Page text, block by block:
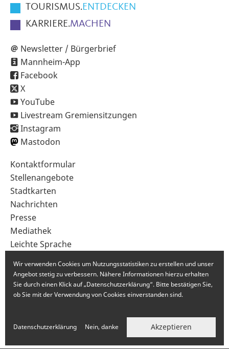
TOURISMUS.ENTDECKEN
KARRIERE.MACHEN
Newsletter / Bürgerbrief
Mannheim-App
Facebook
X
YouTube
Livestream Gremiensitzungen
Instagram
Mastodon
Sekundärnavigation
im
Fußbereich
Kontaktformular
Stellenangebote
Stadtkarten
Nachrichten
Presse
Mediathek
Leichte Sprache
Wir verwenden Cookies um Nutzungsstatistiken zu erstellen und unser
Angebot stetig zu verbessern. Nähere Informationen hierzu erhalten
Sie durch einen Klick auf „Datenschutzerklärung“. Bitte bestätigen Sie,
ob Sie mit der Verwendung von Cookies einverstanden sind.
Datenschutzerklärung Nein, danke Akzeptieren